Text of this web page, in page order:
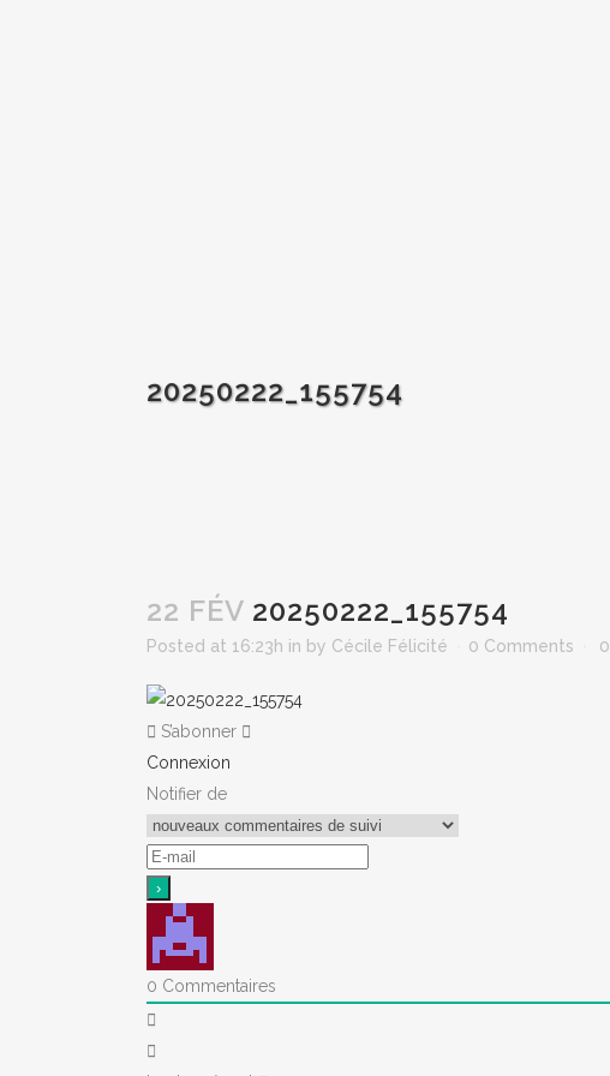
20250222_155754
22 FÉV 20250222_155754
Posted at 16:23h in by Cécile Félicité 0 Comments 0
S’abonner
Connexion
Notifier de
0 Commentaires